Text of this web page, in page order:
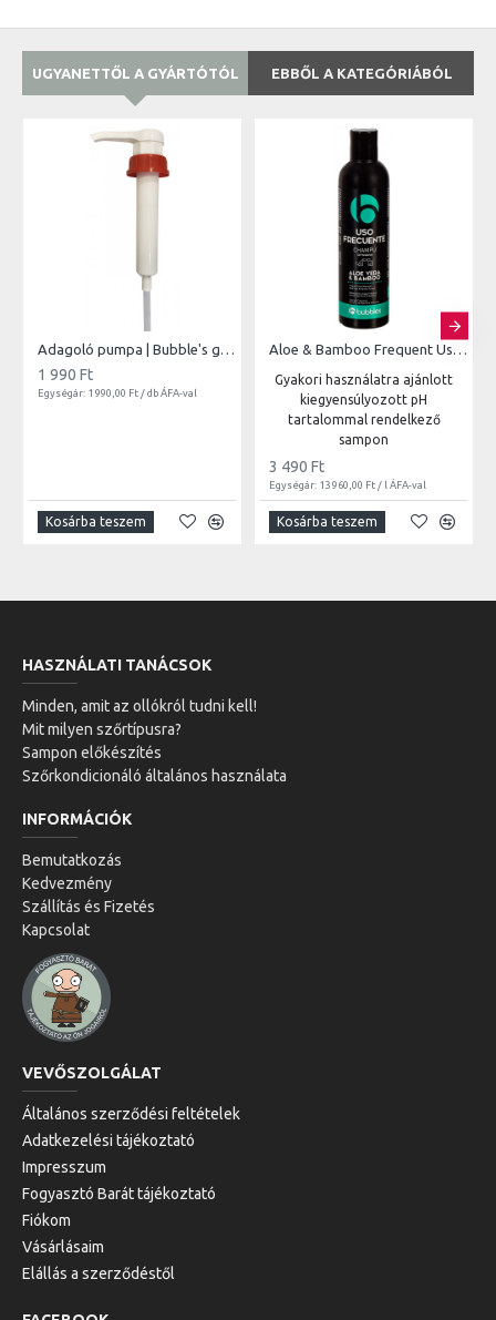
UGYANETTŐL A GYÁRTÓTÓL EBBŐL A KATEGÓRIÁBÓL
Adagoló pumpa | Bubble's gallonokhoz
1 990 Ft
Egységár: 1 990,00 Ft / db ÁFA-val
Kosárba teszem
Aloe & Bamboo Frequent Use Shampoo | 250ml
Gyakori használatra ajánlott
kiegyensúlyozott pH
tartalommal rendelkező
sampon
3 490 Ft
Egységár: 13 960,00 Ft / l ÁFA-val
Kosárba teszem
HASZNÁLATI TANÁCSOK
Minden, amit az ollókról tudni kell!
Mit milyen szőrtípusra?
Sampon előkészítés
Szőrkondicionáló általános használata
INFORMÁCIÓK
Bemutatkozás
Kedvezmény
Szállítás és Fizetés
Kapcsolat
VEVŐSZOLGÁLAT
Általános szerződési feltételek
Adatkezelési tájékoztató
Impresszum
Fogyasztó Barát tájékoztató
Fiókom
Vásárlásaim
Elállás a szerződéstől